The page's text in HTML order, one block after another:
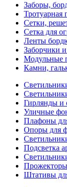
Заборы,
Тротуарная
Сетки,
Сетка для
Ленты
Заборчики
Модульные
Камни,
Гирлянды и
Уличные
Плафоны
Опоры для
Подсветка
Прожекторы
Штативы